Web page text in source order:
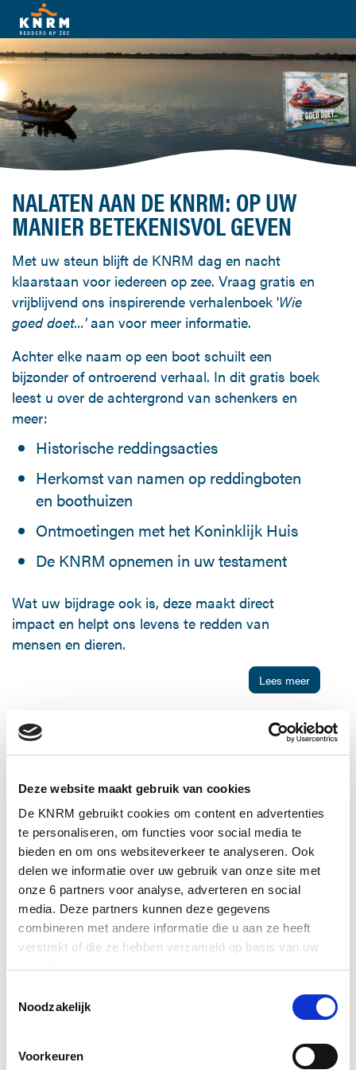
Deze website maakt gebruik van cookies
De KNRM gebruikt cookies om content en advertenties
te personaliseren, om functies voor social media te
bieden en om ons websiteverkeer te analyseren. Ook
delen we informatie over uw gebruik van onze site met
onze 6 partners voor analyse, adverteren en social
media. Deze partners kunnen deze gegevens
combineren met andere informatie die u aan ze heeft
verstrekt of die ze hebben verzameld op basis van uw
Meer informatie over onze partners vindt u bij ‘Details’.
op onze website kunt u uw
toestemming op elk moment wijzigen of intrekken. In ons
privacystatement
vindt u meer informatie over wie we
Noodzakelijk
Voorkeuren
NALATENAAN DE KNRM: OP UW
MANIER BETEKENISVOL GEVEN
Met uw steun blijft de KNRM dag en nacht
klaarstaan voor iedereen op zee. Vraag gratis en
vrijblijvend ons inspirerende verhalenboek 'Wie
goed doet...'aan voor meer informatie.
Achter elke naam op een boot schuilt een
bijzonder of ontroerend verhaal. In dit gratis boek
leest u over de achtergrond van schenkers en
meer:
Historische reddingsacties
Herkomst van namen op reddingboten
en boothuizen
Ontmoetingen met het Koninklijk Huis
De KNRM opnemen in uw testament
Wat uw bijdrage ook is, deze maakt direct
impact en helpt ons levens te redden van
mensen en dieren.
Lees meer
JA, IK VRAAG GRATIS DIT BOEK
AAN
Uw gegevens
Man Vrouw Neutraal Anders